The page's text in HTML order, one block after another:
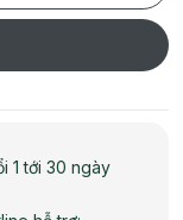
1 tới 30 ngày